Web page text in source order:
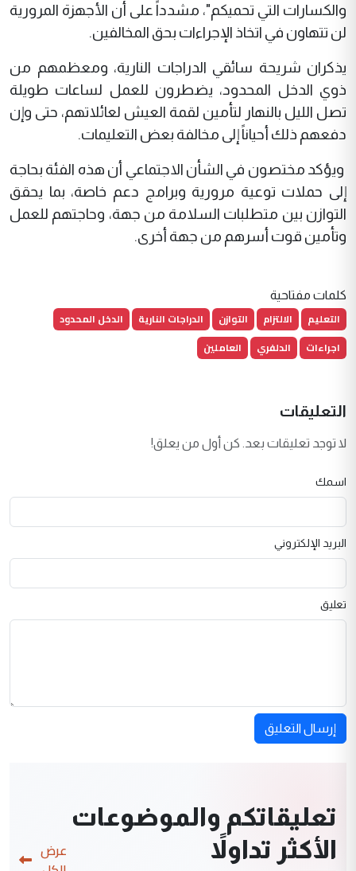
والكسارات التي تحميكم"، مشدداً على أن الأجهزة المرورية
لن تتهاون في اتخاذ الإجراءات بحق المخالفين.
يذكران شريحة سائقي الدراجات النارية، ومعظمهم من
ذوي الدخل المحدود، يضطرون للعمل لساعات طويلة
تصل الليل بالنهار لتأمين لقمة العيش لعائلاتهم، حتى وإن
دفعهم ذلك أحياناً إلى مخالفة بعض التعليمات.
ويؤكد مختصون في الشأن الاجتماعي أن هذه الفئة بحاجة
إلى حملات توعية مرورية وبرامج دعم خاصة، بما يحقق
التوازن بين متطلبات السلامة من جهة، وحاجتهم للعمل
وتأمين قوت أسرهم من جهة أخرى.
كلمات مفتاحية
التعليم الالتزام التوازن الدراجات النارية
الدخل المحدود
اجراءات
الدلفري العاملين
التعليقات
لا توجد تعليقات بعد. كن أول من يعلق!
اسمك
البريد الإلكتروني
تعليق
إرسال التعليق
تعليقاتكم والموضوعات
الأكثر تداولاً
عرض